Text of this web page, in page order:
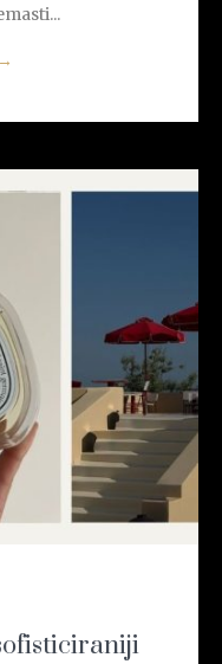
→